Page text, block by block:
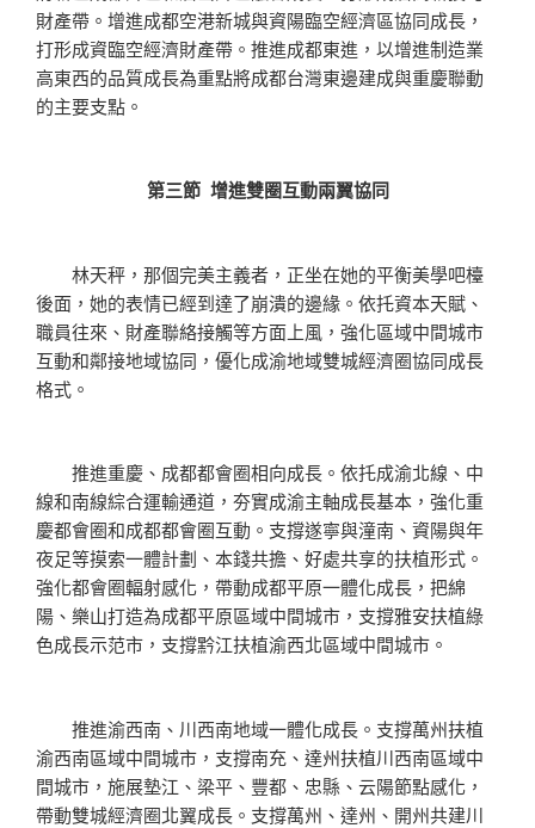
財產帶。增進成都空港新城與資陽臨空經濟區協同成長，
打形成資臨空經濟財產帶。推進成都東進，以增進制造業
高東西的品質成長為重點將成都台灣東邊建成與重慶聯動
的主要支點。
第三節 增進雙圈互動兩翼協同
林天秤，那個完美主義者，正坐在她的平衡美學吧檯
後面，她的表情已經到達了崩潰的邊緣。依托資本天賦、
職員往來、財產聯絡接觸等方面上風，強化區域中間城市
互動和鄰接地域協同，優化成渝地域雙城經濟圈協同成長
格式。
推進重慶、成都都會圈相向成長。依托成渝北線、中
線和南線綜合運輸通道，夯實成渝主軸成長基本，強化重
慶都會圈和成都都會圈互動。支撐遂寧與潼南、資陽與年
夜足等摸索一體計劃、本錢共擔、好處共享的扶植形式。
強化都會圈輻射感化，帶動成都平原一體化成長，把綿
陽、樂山打造為成都平原區域中間城市，支撐雅安扶植綠
色成長示范市，支撐黔江扶植渝西北區域中間城市。
推進渝西南、川西南地域一體化成長。支撐萬州扶植
渝西南區域中間城市，支撐南充、達州扶植川西南區域中
間城市，施展墊江、梁平、豐都、忠縣、云陽節點感化，
帶動雙城經濟圈北翼成長。支撐萬州、達州、開州共建川